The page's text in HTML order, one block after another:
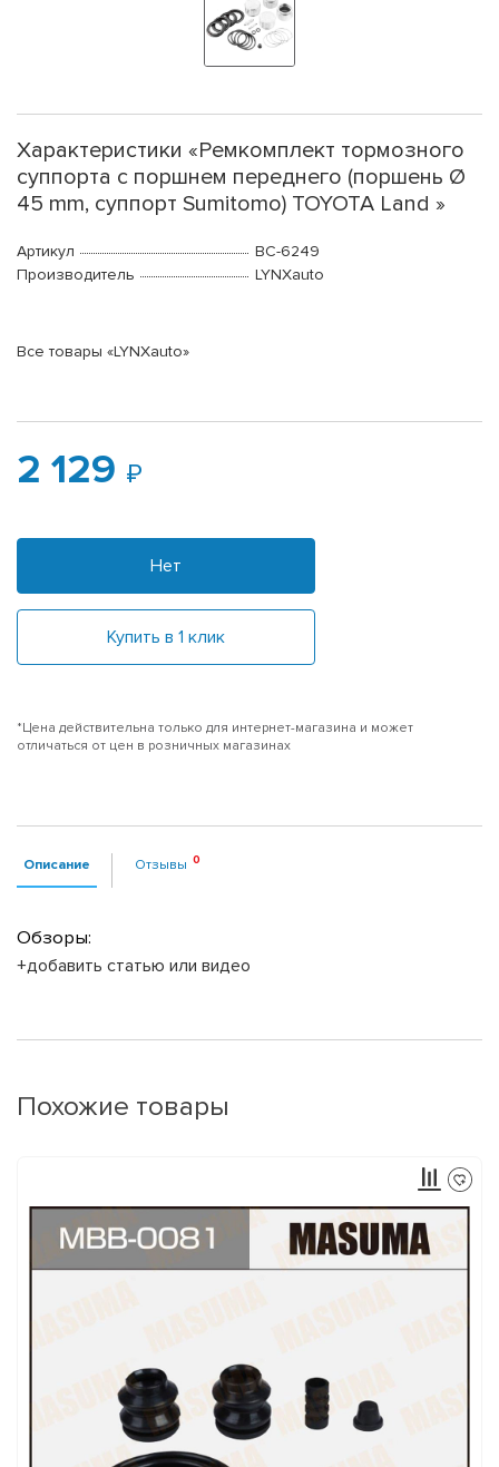
Характеристики «Ремкомплект тормозного
суппорта с поршнем переднего (поршень Ø
45 mm, суппорт Sumitomo) TOYOTA Land »
Артикул
BC-6249
Производитель
LYNXauto
Все товары «LYNXauto»
2 129
Нет
Купить в 1 клик
*Цена действительна только для интернет-магазина и может
отличаться от цен в розничных магазинах
Описание Отзывы
Обзоры:
+добавить статью или видео
Похожие товары